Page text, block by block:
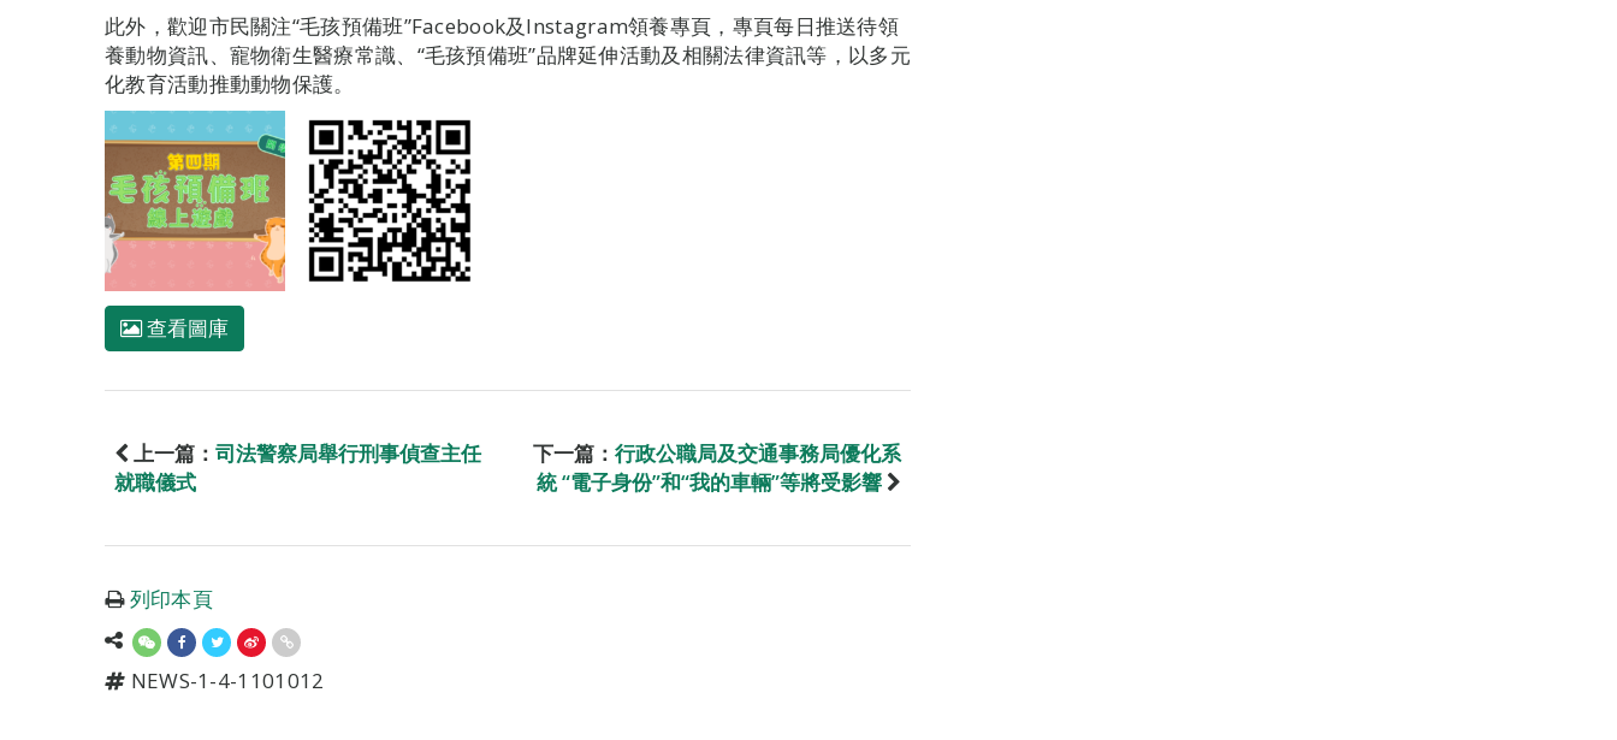
此外，歡迎市民關注“毛孩預備班”Facebook及Instagram領養專頁，專頁每日推送待領
養動物資訊、寵物衛生醫療常識、“毛孩預備班”品牌延伸活動及相關法律資訊等，以多元
化教育活動推動動物保護。
查看圖庫
上一篇： 司法警察局舉行刑事偵查主任
就職儀式
下一篇： 行政公職局及交通事務局優化系
統 “電子身份”和“我的車輛”等將受影響
列印本頁
NEWS-1-4-1101012